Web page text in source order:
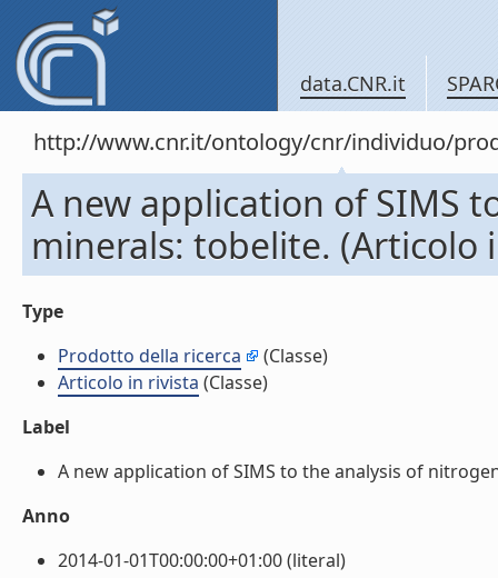
data.CNR.it
http://www.cnr.it/ontology/cnr/individuo/
A new application of SIMS
minerals: tobelite. (Articolo
Type
Prodotto della ricerca
(Classe)
Articolo in rivista (Classe)
Label
A new application of SIMS to the analysis of
Anno
2014-01-01T00:00:00+01:00 (literal)